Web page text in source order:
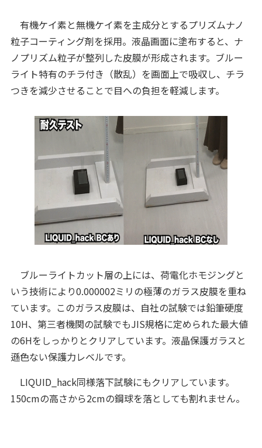
有機ケイ素と無機ケイ素を主成分とするプリズムナノ
粒子コーティング剤を採用。液晶画面に塗布すると、ナ
ノプリズム粒子が整列した皮膜が形成されます。ブルー
ライト特有のチラ付き（散乱）を画面上で吸収し、チラ
つきを減少させることで目への負担を軽減します。
ブルーライトカット層の上には、荷電化ホモジングと
いう技術により0.000002ミリの極薄のガラス皮膜を重ね
ています。このガラス皮膜は、自社の試験では鉛筆硬度
10H、第三者機関の試験でもJIS規格に定められた最大値
の6Hをしっかりとクリアしています。液晶保護ガラスと
遜色ない保護力レベルです。
LIQUID_hack同様落下試験にもクリアしています。
150cmの高さから2cmの鋼球を落としても割れません。